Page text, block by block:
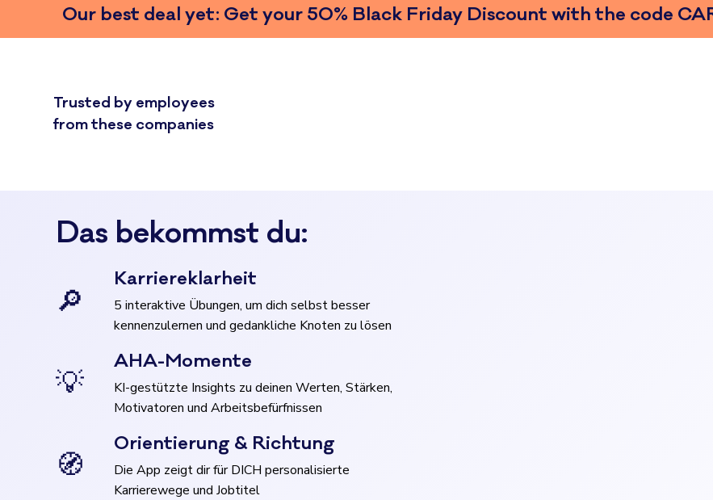
Our best deal yet: Get your 50% Black Friday Discount with the code
Trusted by employees
from these companies
🔎
Karriereklarheit
5 interaktive Übungen, um dich selbst besser
kennenzulernen und gedankliche Knoten zu lösen
💡
AHA-Momente
KI-gestützte Insights zu deinen Werten, Stärken,
Motivatoren und Arbeitsbefürfnissen
🧭
Orientierung & Richtung
Die App zeigt dir für DICH personalisierte
Karrierewege und Jobtitel
Das bekommst du: